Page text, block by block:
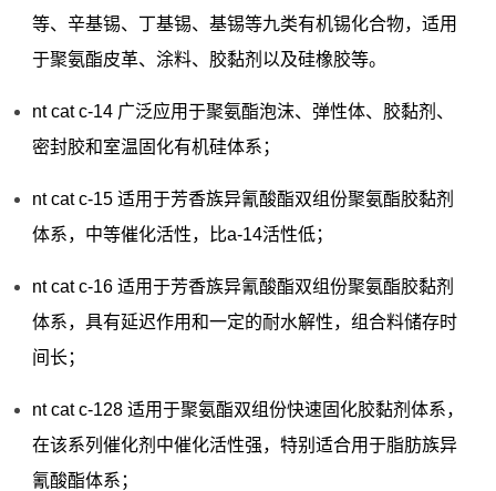
等、辛基锡、丁基锡、基锡等九类有机锡化合物，适用
于聚氨酯皮革、涂料、胶黏剂以及硅橡胶等。
nt cat c-14 广泛应用于聚氨酯泡沫、弹性体、胶黏剂、
密封胶和室温固化有机硅体系；
nt cat c-15 适用于芳香族异氰酸酯双组份聚氨酯胶黏剂
体系，中等催化活性，比a-14活性低；
nt cat c-16 适用于芳香族异氰酸酯双组份聚氨酯胶黏剂
体系，具有延迟作用和一定的耐水解性，组合料储存时
间长；
nt cat c-128 适用于聚氨酯双组份快速固化胶黏剂体系，
在该系列催化剂中催化活性强，特别适合用于脂肪族异
氰酸酯体系；